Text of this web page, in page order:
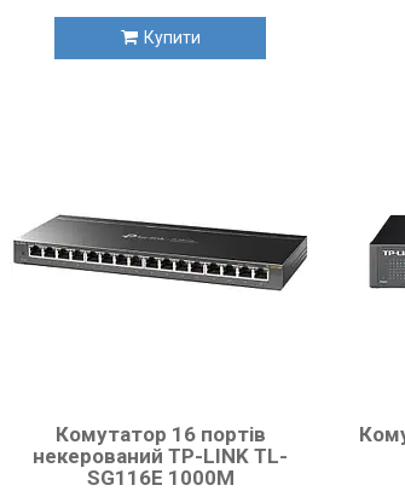
Купити
Комутатор 16 портів
некерований TP-LINK TL-
SG116E 1000M